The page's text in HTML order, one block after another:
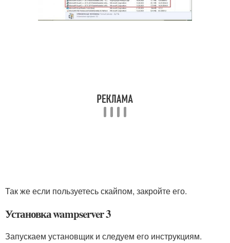
Так же если пользуетесь скайпом, закройте его.
Установка wampserver 3
Запускаем установщик и следуем его инструкциям.